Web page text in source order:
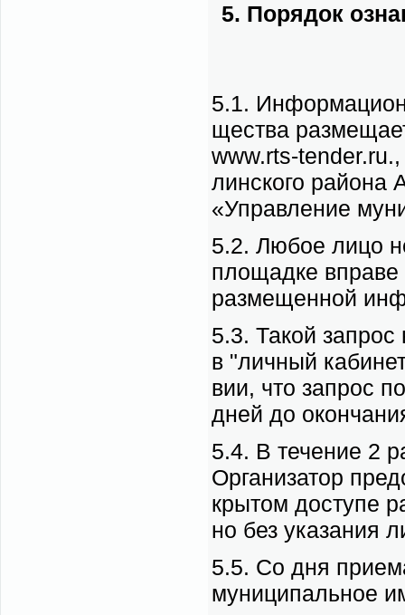
5. По­ря­док
5.1.
ще­ства
www.rts-
лин­ско­го рай­о­на
«Управ­ле­ние
5.2. Лю­бое ли­цо
пло­щад­ке впра­ве
раз­ме­щен­ной
5.3. Та­кой
в "лич­ный
вии, что за­прос
дней до
5.4. В те­че­ние 2
Ор­га­ни­за­тор
кры­том до­сту­пе
но без ука­за­ния
5.5. Со дня
му­ни­ци­паль­ное